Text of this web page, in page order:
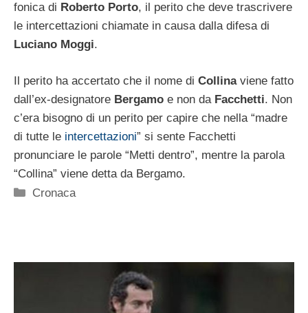
fonica di Roberto Porto, il perito che deve trascrivere
le intercettazioni chiamate in causa dalla difesa di
Luciano Moggi.
Il perito ha accertato che il nome di Collinaviene fatto
dall’ex-designatore Bergamo e non da Facchetti. Non
c’era bisogno di un perito per capire che nella “madre
di tutte le intercettazioni” si sente Facchetti
pronunciare le parole “Metti dentro”, mentre la parola
“Collina” viene detta da Bergamo.
Categorie
Cronaca